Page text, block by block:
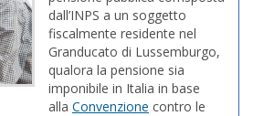
dall’INPS a un soggetto
fiscalmente residente nel
Granducato di Lussemburgo,
qualora la pensione sia
imponibile in Italia in base
alla Convenzione contro le